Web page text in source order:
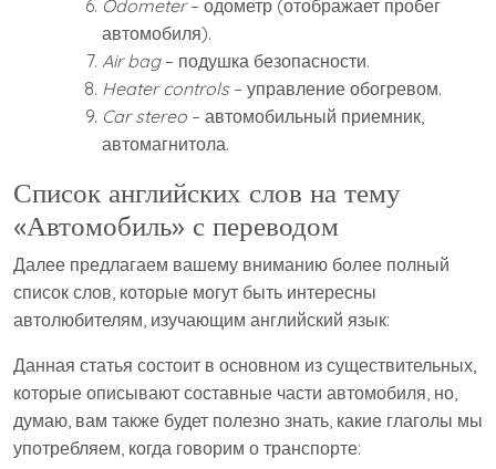
Odometer– одометр (отображает пробег
автомобиля).
Air bag– подушка безопасности.
Heater controls – управление обогревом.
Car stereo – автомобильный приемник,
автомагнитола.
Список английских слов на тему
«Автомобиль» с переводом
Далее предлагаем вашему вниманию более полный
список слов, которые могут быть интересны
автолюбителям, изучающим английский язык:
Данная статья состоит в основном из существительных,
которые описывают составные части автомобиля, но,
думаю, вам также будет полезно знать, какие глаголы мы
употребляем, когда говорим о транспорте: